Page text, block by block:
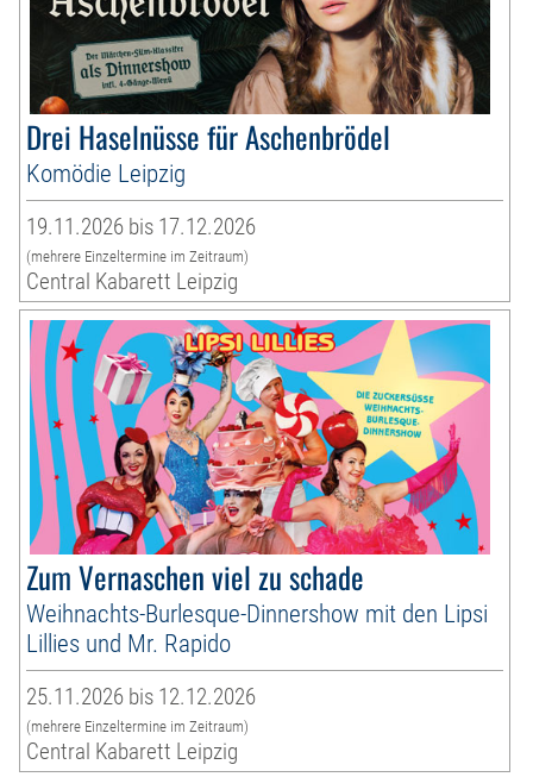
Drei Haselnüsse für Aschenbrödel
Komödie Leipzig
19.11.2026 bis 17.12.2026
(mehrere Einzeltermine im Zeitraum)
Central Kabarett Leipzig
Zum Vernaschen viel zu schade
Weihnachts-Burlesque-Dinnershow mit den Lipsi
Lillies und Mr. Rapido
25.11.2026 bis 12.12.2026
(mehrere Einzeltermine im Zeitraum)
Central Kabarett Leipzig